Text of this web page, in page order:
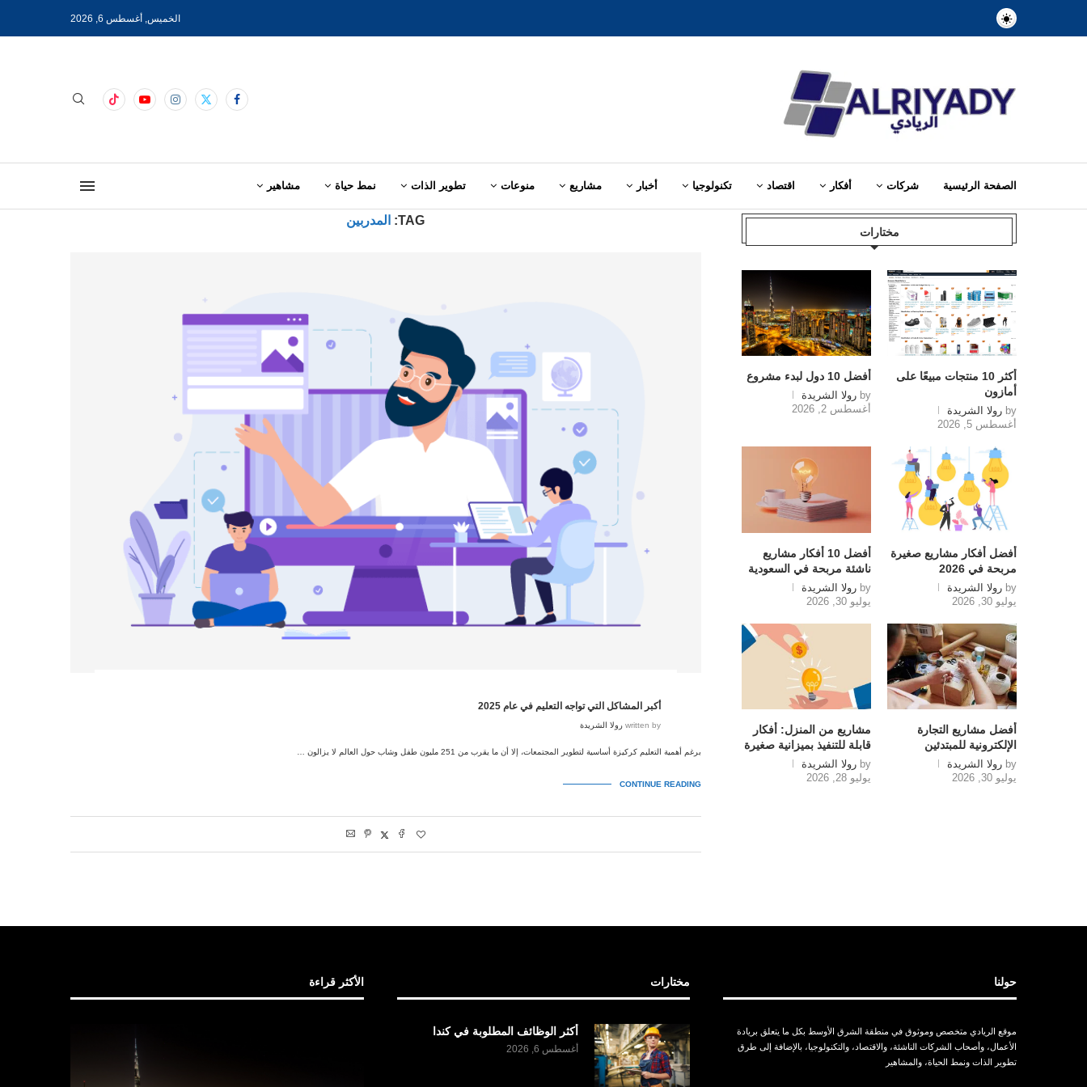
الخميس, أغسطس 6, 2026
الصفحة الرئيسية شركات أفكار اقتصاد تكنولوجيا أخبار مشاريع منوعات تطوير الذات نمط حياة مشاهير Home
» المدربين
TAG: المدربين
أكبر المشاكل التي تواجه التعليم في عام 2025
written by رولا الشريدة
برغم أهمية التعليم كركيزة أساسية لتطوير المجتمعات، إلا أن ما يقرب من 251 مليون طفل وشاب حول العالم لا يزالون …
CONTINUE READING
مختارات
أكثر 10 منتجات مبيعًا على
أمازون
by رولا الشريدة
أغسطس 5, 2026
أفضل 10 دول لبدء مشروع
by رولا الشريدة
أغسطس 2, 2026
أفضل أفكار مشاريع صغيرة
مربحة في 2026
by رولا الشريدة
يوليو 30, 2026
أفضل 10 أفكار مشاريع
ناشئة مربحة في السعودية
by رولا الشريدة
يوليو 30, 2026
أفضل مشاريع التجارة
الإلكترونية للمبتدئين
by رولا الشريدة
يوليو 30, 2026
مشاريع من المنزل: أفكار
قابلة للتنفيذ بميزانية صغيرة
by رولا الشريدة
يوليو 28, 2026
حولنا
موقع الريادي متخصص وموثوق في منطقة الشرق الأوسط بكل ما يتعلق بريادة
الأعمال، وأصحاب الشركات الناشئة، والاقتصاد، والتكنولوجيا، بالإضافة إلى طرق
تطوير الذات ونمط الحياة، والمشاهير
مختارات
أكثر الوظائف المطلوبة في كندا
أغسطس 6, 2026
الأكثر قراءة